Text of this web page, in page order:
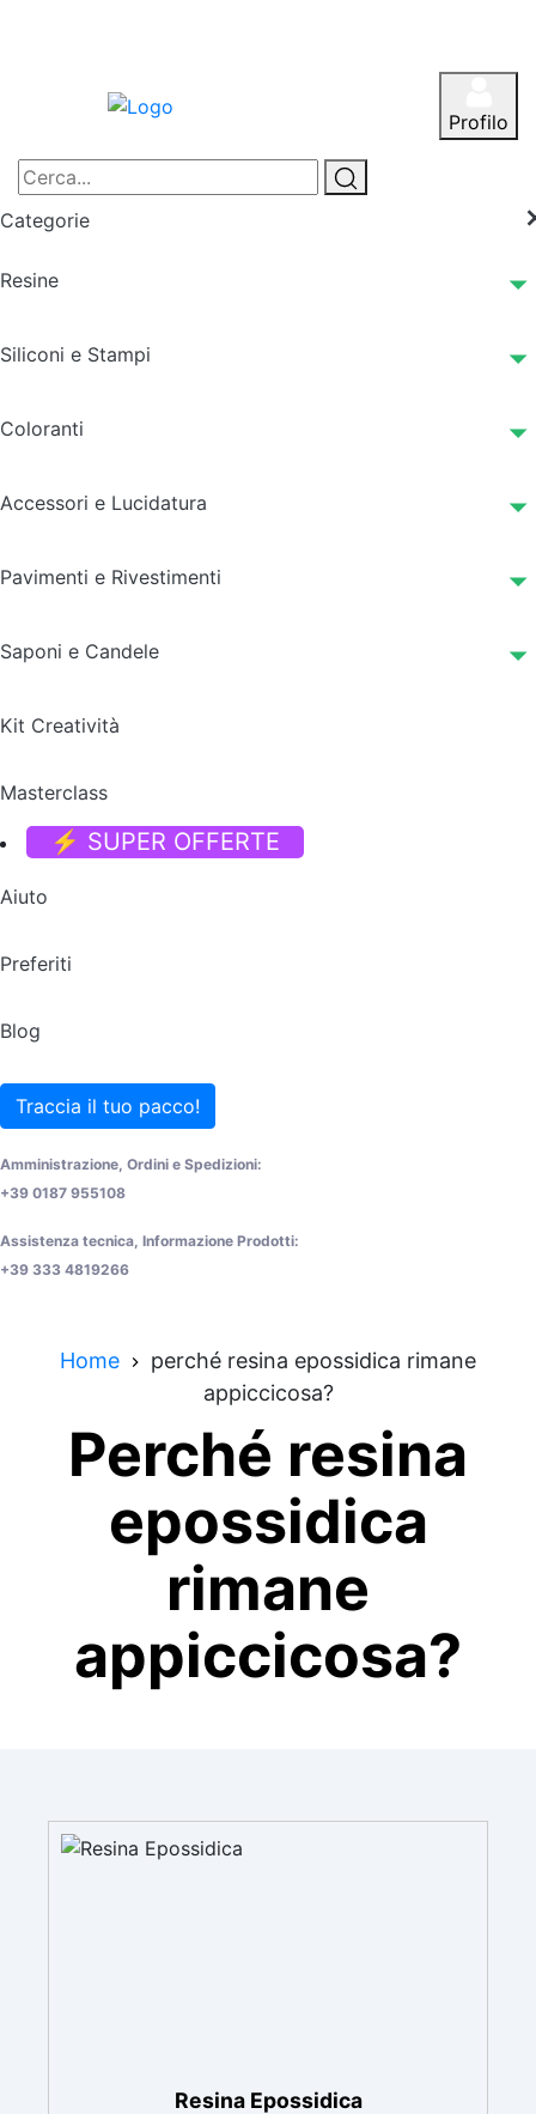
Profilo
Categorie
Resine
Siliconi e Stampi
Coloranti
Accessori e Lucidatura
Pavimenti e Rivestimenti
Saponi e Candele
Kit Creatività
Masterclass
⚡ SUPER OFFERTE
Aiuto
Preferiti
Blog
Traccia il tuo pacco!
Amministrazione, Ordini e Spedizioni:
+39 0187 955108
Assistenza tecnica, Informazione Prodotti:
+39 333 4819266
Home
perché resina epossidica rimane
appiccicosa?
Perché resina
epossidica
rimane
appiccicosa?
Resina Epossidica